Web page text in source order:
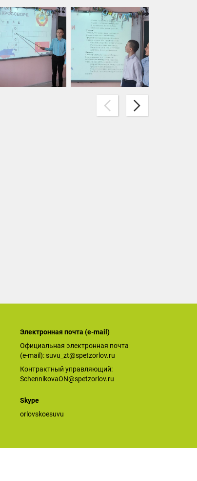
Электронная почта (е-mail)
Официальная электронная почта
(е-mail):suvu_zt@spetzorlov.ru
Контрактный управляющий:
SchennikovaON@spetzorlov.ru
Skype
orlovskoesuvu